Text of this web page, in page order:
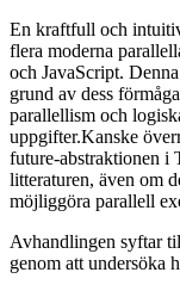
En kraftfull och
flera moderna
och JavaScript.
grund av dess
parallellism och
uppgifter.Kanske
future-abstraktionen i
litteraturen, även om
möjliggöra parallell
Avhandlingen syftar
genom att undersöka